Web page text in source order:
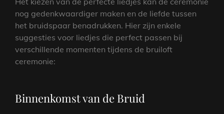
nog gedenkwaardiger maken en de liefde tussen
het bruidspaar benadrukken. Hier zijn enkele
suggesties voor liedjes die perfect passen bij
verschillende momenten tijdens de bruiloft
ceremonie:
Binnenkomst van de Bruid